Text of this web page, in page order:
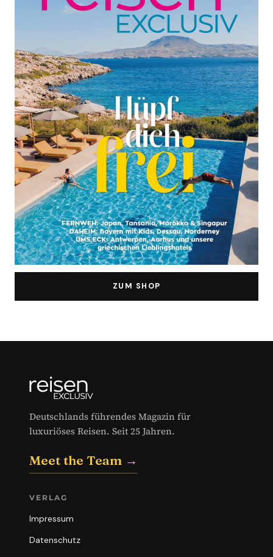
ZUM SHOP
Deutschlands führendes Magazin für
luxuriöses Reisen. Seit 25 Jahren.
Meet the Team →
VERLAG
Impressum
Datenschutz